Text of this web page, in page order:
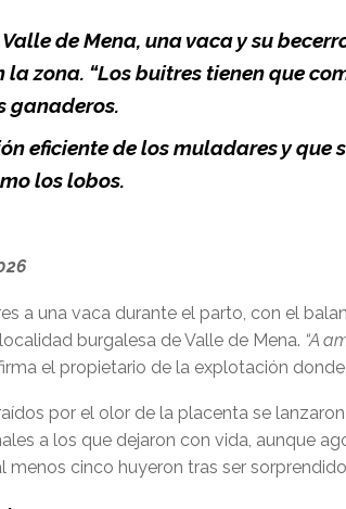
Valle de Mena, una vaca y su
la zona. “Los buitres tienen que
ganaderos.
eficiente de los muladares y
los lobos.
a una vaca durante el parto, con el
burgalesa de Valle de Mena. “A
el propietario de la explotación
por el olor de la placenta se
a los que dejaron con vida, aunque
menos cinco huyeron tras ser